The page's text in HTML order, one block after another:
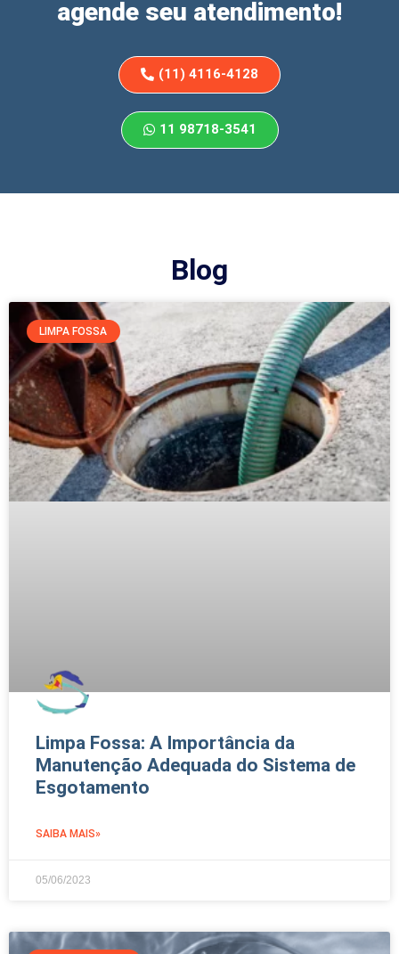
agende seu atendimento!
(11) 4116-4128
11 98718-3541
Blog
LIMPA FOSSA
Limpa Fossa: A Importância da
Manutenção Adequada do Sistema de
Esgotamento
SAIBA MAIS»
05/06/2023